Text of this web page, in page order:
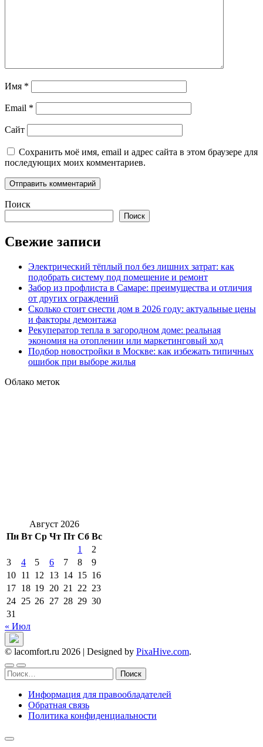
Имя *
Email *
Сайт
Сохранить моё имя, email и адрес сайта в этом браузере для
последующих моих комментариев.
Поиск
Поиск
Свежие записи
Электрический тёплый пол без лишних затрат: как
подобрать систему под помещение и ремонт
Забор из профлиста в Самаре: преимущества и отличия
от других ограждений
Сколько стоит снести дом в 2026 году: актуальные цены
и факторы демонтажа
Рекуператор тепла в загородном доме: реальная
экономия на отоплении или маркетинговый ход
Подбор новостройки в Москве: как избежать типичных
ошибок при выборе жилья
Облако меток
Август 2026
Пн Вт Ср Чт Пт Сб Вс
1
2
3
4 5 6 7 8
9
10 11 12 13 14 15 16
17 18 19 20 21 22 23
24 25 26 27 28 29 30
31
« Июл
© lacomfort.ru 2026 | Designed by PixaHive.com.
Найти:
Информация для правообладателей
Обратная связь
Политика конфиденциальности